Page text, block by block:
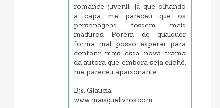
romance juvenil, já que olhando
a capa me pareceu que os
personagens fossem mais
maduros. Porém de qualquer
forma mal posso esperar para
conferir mais essa nova trama
da autora que embora seja clichê,
me pareceu apaixonante.
Bjs, Glaucia.
www.maisquelivros.com